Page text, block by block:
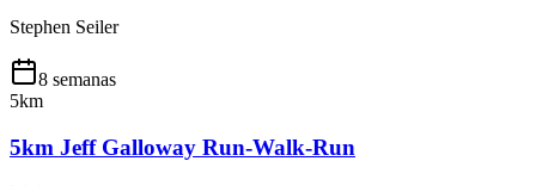
Stephen Seiler
8 semanas
5km
5km Jeff Galloway Run-Walk-Run